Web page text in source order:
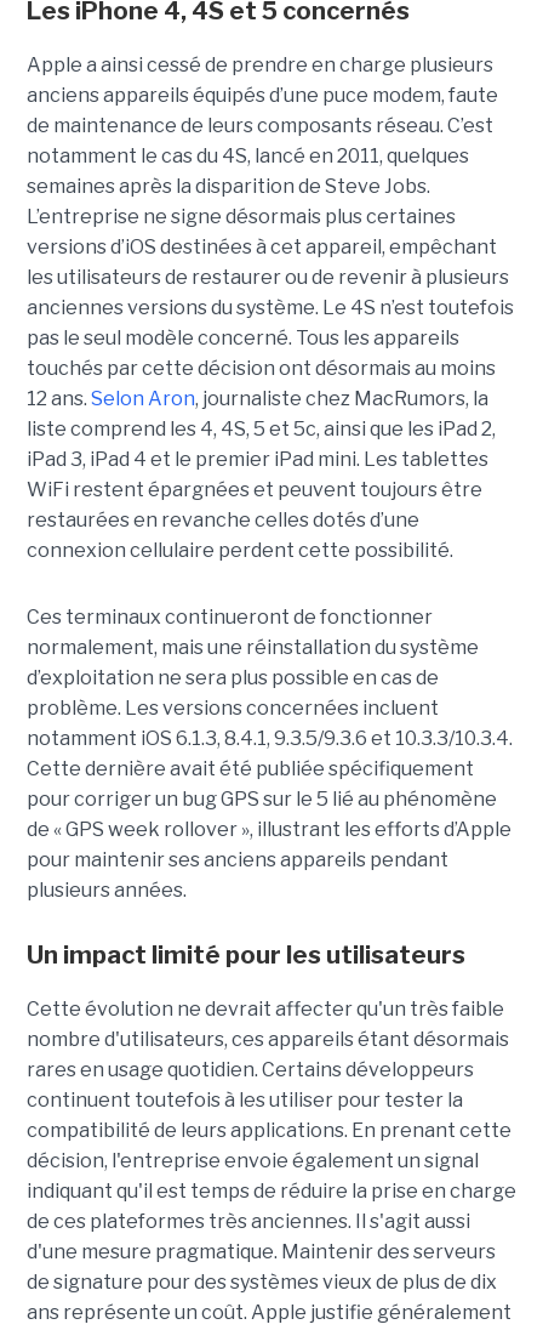
Les iPhone 4, 4S et 5 concernés
Apple a ainsi cessé de prendre en charge plusieurs
anciens appareils équipés d’une puce modem, faute
de maintenance de leurs composants réseau. C’est
notamment le cas du 4S, lancé en 2011, quelques
semaines après la disparition de Steve Jobs.
L’entreprise ne signe désormais plus certaines
versions d’iOS destinées à cet appareil, empêchant
les utilisateurs de restaurer ou de revenir à plusieurs
anciennes versions du système. Le 4S n’est toutefois
pas le seul modèle concerné. Tous les appareils
touchés par cette décision ont désormais au moins
12 ans. Selon Aron, journaliste chez MacRumors, la
liste comprend les 4, 4S, 5 et 5c, ainsi que les iPad 2,
iPad 3, iPad 4 et le premier iPad mini. Les tablettes
WiFi restent épargnées et peuvent toujours être
restaurées en revanche celles dotés d’une
connexion cellulaire perdent cette possibilité.
Ces terminaux continueront de fonctionner
normalement, mais une réinstallation du système
d’exploitation ne sera plus possible en cas de
problème. Les versions concernées incluent
notamment iOS 6.1.3, 8.4.1, 9.3.5/9.3.6 et 10.3.3/10.3.4.
Cette dernière avait été publiée spécifiquement
pour corriger un bug GPS sur le 5 lié au phénomène
de « GPS week rollover », illustrant les efforts d’Apple
pour maintenir ses anciens appareils pendant
plusieurs années.
Un impact limité pour les utilisateurs
Cette évolution ne devrait affecter qu'un très faible
nombre d'utilisateurs, ces appareils étant désormais
rares en usage quotidien. Certains développeurs
continuent toutefois à les utiliser pour tester la
compatibilité de leurs applications. En prenant cette
décision, l'entreprise envoie également un signal
indiquant qu'il est temps de réduire la prise en charge
de ces plateformes très anciennes. Il s'agit aussi
d'une mesure pragmatique. Maintenir des serveurs
de signature pour des systèmes vieux de plus de dix
ans représente un coût. Apple justifie généralement